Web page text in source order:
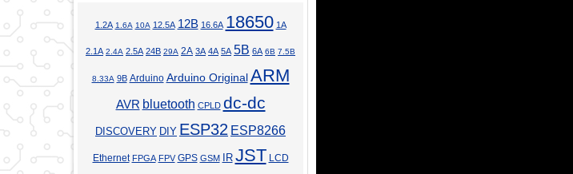
1.2А 1.6А 10А 12.5А 12В 16.6А 18650 1А
2.1А 2.4А 2.5А 24В 29А 2А 3А 4А 5А 5В 6А 6В 7.5В
8.33А 9В Arduino Arduino Original ARM
AVR bluetooth CPLD dc-dc
DISCOVERY DIY ESP32 ESP8266
Ethernet FPGA FPV GPS GSM IR JST LCD